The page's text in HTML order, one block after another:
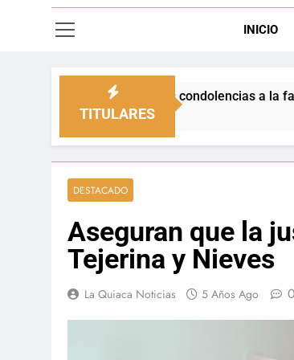
INICIO
TITULARES
condolencias a la familia La
DESTACADO
Aseguran que la
Tejerina y Nieves
La Quiaca Noticias 5 Años Ago 0